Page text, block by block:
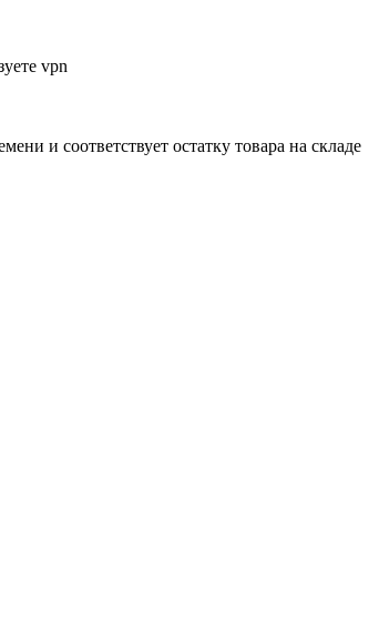
vpn
и соответствует остатку товара на складе